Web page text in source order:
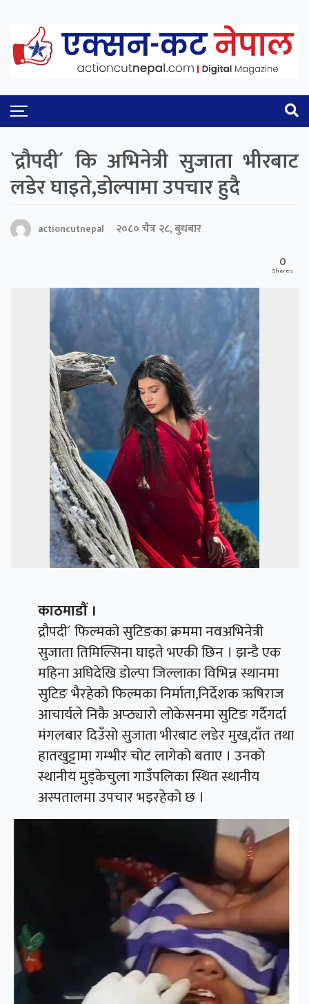
`द्रौपदी´ कि अभिनेत्री सुजाता भीरबाट
लडेर घाइते,डोल्पामा उपचार हुदै
actioncutnepal
२०८० चैत्र २८, बुधबार
0
Shares
काठमाडौं ।
द्रौपदी´ फिल्मको सुटिङका क्रममा नवअभिनेत्री
सुजाता तिमिल्सिना घाइते भएकी छिन । झन्डै एक
महिना अघिदेखि डोल्पा जिल्लाका विभिन्न स्थानमा
सुटिङ भैरहेको फिल्मका निर्माता,निर्देशक ऋषिराज
आचार्यले निकै अप्ठ्यारो लोकेसनमा सुटिङ गर्दैगर्दा
मंगलबार दिउँसो सुजाता भीरबाट लडेर मुख,दाँत तथा
हातखुट्टामा गम्भीर चोट लागेको बताए । उनको
स्थानीय मुड्केचुला गाउँपलिका स्थित स्थानीय
अस्पतालमा उपचार भइरहेको छ ।